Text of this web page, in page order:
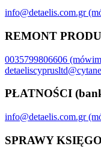
info@detaelis.com.gr
REMONT
0035799806606
PŁATNOŚCI
info@detaelis.com.gr
SPRAWY